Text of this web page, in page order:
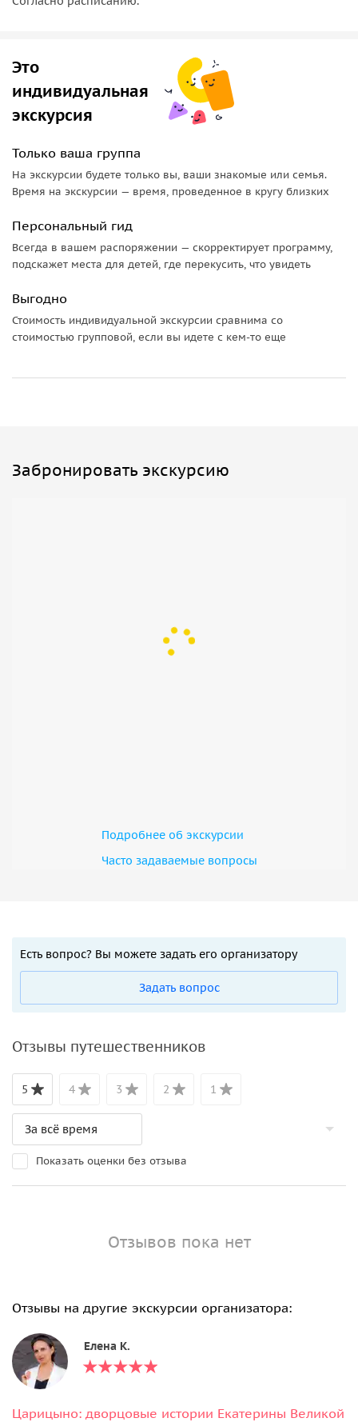
Это
индивидуальная
экскурсия
Только ваша группа
На экскурсии будете только вы, ваши знакомые или семья.
Время на экскурсии — время, проведенное в кругу близких
Персональный гид
Всегда в вашем распоряжении — скорректирует программу,
подскажет места для детей, где перекусить, что увидеть
Выгодно
Стоимость индивидуальной экскурсии сравнима со
стоимостью групповой, если вы идете с кем-то еще
Забронировать экскурсию
Подробнее об экскурсии
Часто задаваемые вопросы
Есть вопрос? Вы можете задать его организатору
Задать вопрос
Отзывы путешественников
5 4 3 2 1
Показать оценки без отзыва
Отзывов пока нет
Отзывы на другие экскурсии организатора:
Елена К.
Царицыно: дворцовые истории Екатерины Великой